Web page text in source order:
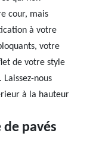
cour, mais
à votre
votre
de votre style
nous
à la hauteur
pavés